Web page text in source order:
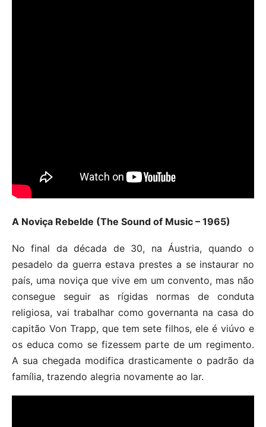
A Noviça Rebelde (The Sound of Music – 1965)
No final da década de 30, na Áustria, quando o
pesadelo da guerra estava prestes a se instaurar no
país, uma noviça que vive em um convento, mas não
consegue seguir as rígidas normas de conduta
religiosa, vai trabalhar como governanta na casa do
capitão Von Trapp, que tem sete filhos, ele é viúvo e
os educa como se fizessem parte de um regimento.
A sua chegada modifica drasticamente o padrão da
família, trazendo alegria novamente ao lar.